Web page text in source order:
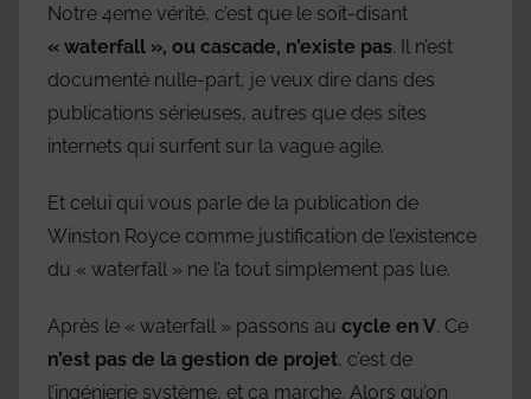
Notre 4eme vérité, c’est que le soit-disant
« waterfall », ou cascade, n’existe pas. Il n’est
documenté nulle-part, je veux dire dans des
publications sérieuses, autres que des sites
internets qui surfent sur la vague agile.
Et celui qui vous parle de la publication de
Winston Royce comme justification de l’existence
du « waterfall » ne l’a tout simplement pas lue.
Après le « waterfall » passons au cycle en V. Ce
n’est pas de la gestion de projet, c’est de
l’ingénierie système, et ça marche. Alors qu’on